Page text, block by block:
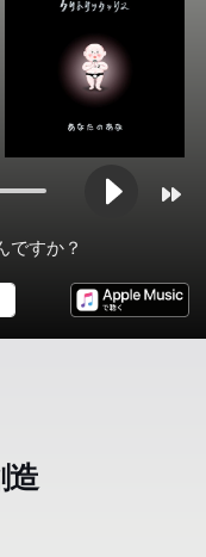
ですか？
造